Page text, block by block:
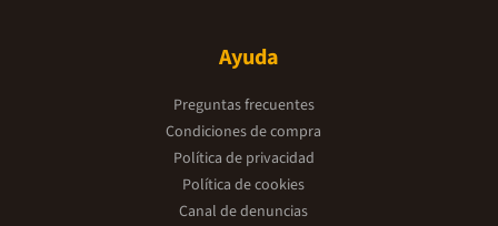
Ayuda
Preguntas frecuentes
Condiciones de compra
Política de privacidad
Política de cookies
Canal de denuncias